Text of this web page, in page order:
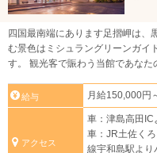
四国最南端にあります足摺岬は、
む景色はミシュラングリーンガイ
す。 観光客で賑わう当館であな
給与 月給150,000円
アクセス
車：津島高田IC
車：JR土佐く
線宇和島駅より